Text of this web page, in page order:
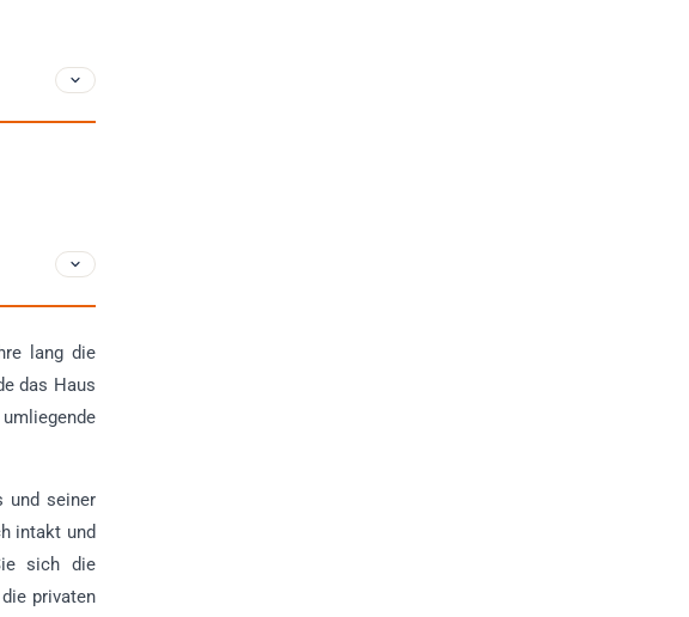
lang die
das Haus
und seiner
intakt und
sich die
privaten